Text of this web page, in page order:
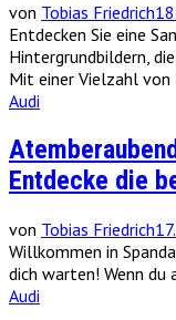
von Tobias Friedrich
Entdecken Sie eine
Hintergrundbildern,
Mit einer Vielzahl von
Audi
Entdecke die
von Tobias Friedrich
Willkommen in
dich warten! Wenn du
Audi